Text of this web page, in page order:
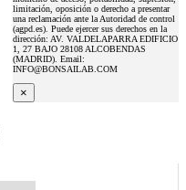
limitación, oposición o derecho a presentar
una reclamación ante la Autoridad de control
(agpd.es). Puede ejercer sus derechos en la
dirección: AV. VALDELAPARRA EDIFICIO
1, 27 BAJO 28108 ALCOBENDAS
(MADRID). Email:
INFO@BONSAILAB.COM
×